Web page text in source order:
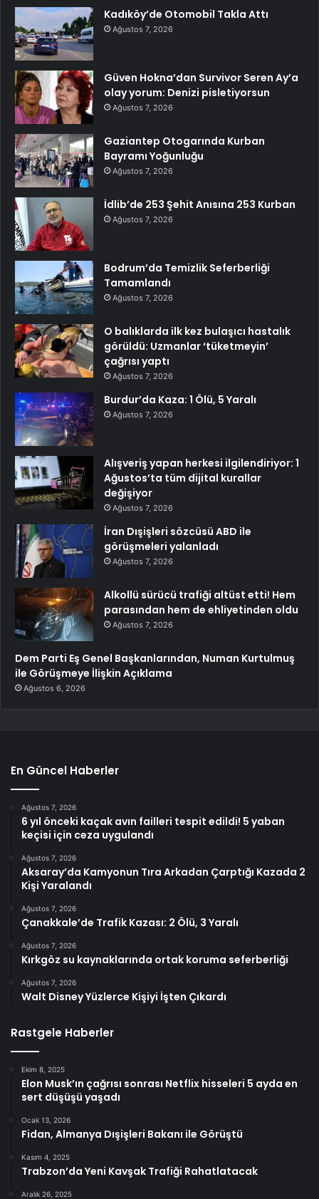
Kadıköy’de Otomobil Takla Attı
Ağustos 7, 2026
Güven Hokna’dan Survivor Seren Ay’a
olay yorum: Denizi pisletiyorsun
Ağustos 7, 2026
Gaziantep Otogarında Kurban
Bayramı Yoğunluğu
Ağustos 7, 2026
İdlib’de 253 Şehit Anısına 253 Kurban
Ağustos 7, 2026
Bodrum’da Temizlik Seferberliği
Tamamlandı
Ağustos 7, 2026
O balıklarda ilk kez bulaşıcı hastalık
görüldü: Uzmanlar ‘tüketmeyin’
çağrısı yaptı
Ağustos 7, 2026
Burdur’da Kaza: 1 Ölü, 5 Yaralı
Ağustos 7, 2026
Alışveriş yapan herkesi ilgilendiriyor: 1
Ağustos’ta tüm dijital kurallar
değişiyor
Ağustos 7, 2026
İran Dışişleri sözcüsü ABD ile
görüşmeleri yalanladı
Ağustos 7, 2026
Alkollü sürücü trafiği altüst etti! Hem
parasından hem de ehliyetinden oldu
Ağustos 7, 2026
Dem Parti Eş Genel Başkanlarından, Numan Kurtulmuş
ile Görüşmeye İlişkin Açıklama
Ağustos 6, 2026
En Güncel Haberler
Ağustos 7, 2026
6 yıl önceki kaçak avın failleri tespit edildi! 5 yaban
keçisi için ceza uygulandı
Ağustos 7, 2026
Aksaray’da Kamyonun Tıra Arkadan Çarptığı Kazada 2
Kişi Yaralandı
Ağustos 7, 2026
Çanakkale’de Trafik Kazası: 2 Ölü, 3 Yaralı
Ağustos 7, 2026
Kırkgöz su kaynaklarında ortak koruma seferberliği
Ağustos 7, 2026
Walt Disney Yüzlerce Kişiyi İşten Çıkardı
Rastgele Haberler
Ekim 8, 2025
Elon Musk’ın çağrısı sonrası Netflix hisseleri 5 ayda en
sert düşüşü yaşadı
Ocak 13, 2026
Fidan, Almanya Dışişleri Bakanı ile Görüştü
Kasım 4, 2025
Trabzon’da Yeni Kavşak Trafiği Rahatlatacak
Aralık 26, 2025